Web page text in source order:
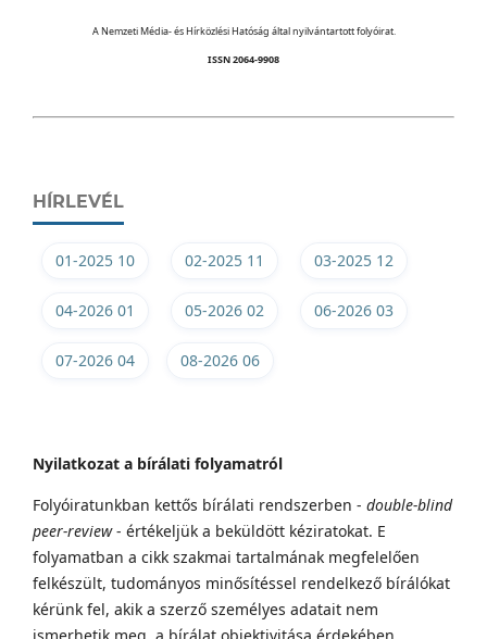
A Nemzeti Média- és Hírközlési Hatóság által nyilvántartott folyóirat.
ISSN 2064-9908
HÍRLEVÉL
01-2025 10 02-2025 11 03-2025 12
04-2026 01 05-2026 02 06-2026 03
07-2026 04 08-2026 06
Nyilatkozat a bírálati folyamatról
Folyóiratunkban kettős bírálati rendszerben - double-blind
peer-review- értékeljük a beküldött kéziratokat. E
folyamatban a cikk szakmai tartalmának megfelelően
felkészült, tudományos minősítéssel rendelkező bírálókat
kérünk fel, akik a szerző személyes adatait nem